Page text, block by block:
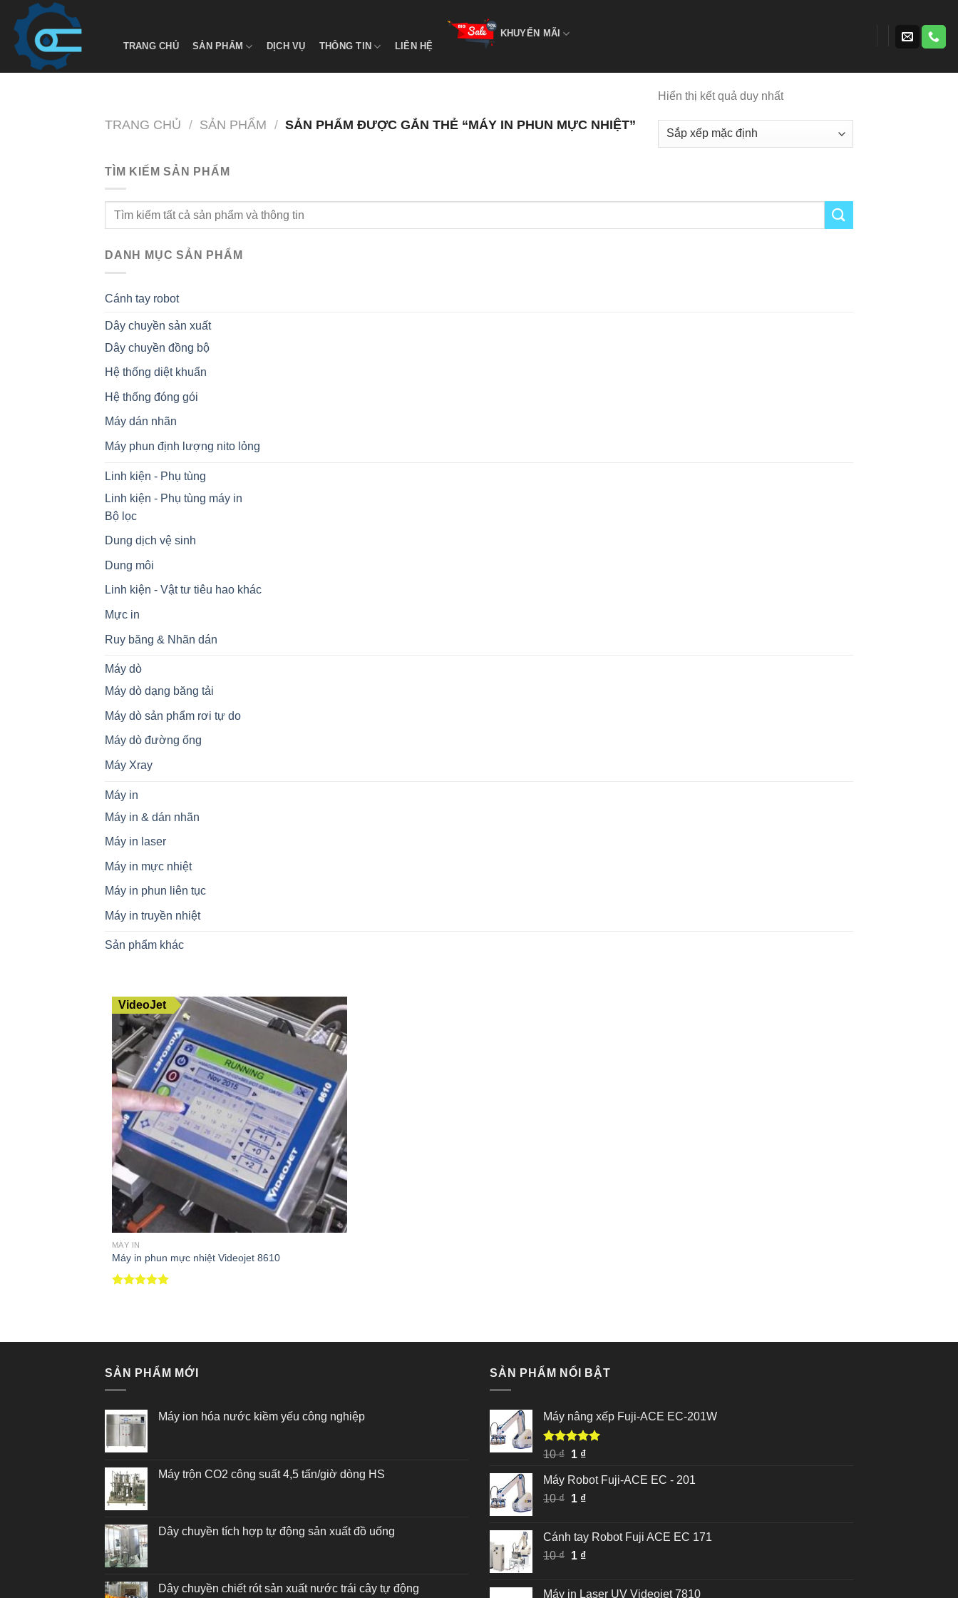
Chuyển
đến
nội
TRANG CHỦ SẢN PHẨM DỊCH VỤ THÔNG TIN LIÊN HỆ
KHUYẾN MÃI
TRANG CHỦ / SẢN PHẨM / SẢN PHẨM ĐƯỢC GẮN THẺ “MÁY IN PHUN MỰC NHIỆT”
Hiển thị kết quả duy nhất
TÌM KIẾM SẢN PHẨM
Tìm
DANH MỤC SẢN PHẨM
Cánh tay robot
Dây chuyền sản xuất
Dây chuyền đồng bộ
Hệ thống diệt khuẩn
Hệ thống đóng gói
Máy dán nhãn
Máy phun định lượng nito lỏng
Linh kiện - Phụ tùng
Linh kiện - Phụ tùng máy in
Bộ lọc
Dung dịch vệ sinh
Dung môi
Linh kiện - Vật tư tiêu hao khác
Mực in
Ruy băng & Nhãn dán
Máy dò
Máy dò dạng băng tải
Máy dò sản phẩm rơi tự do
Máy dò đường ống
Máy Xray
Máy in
Máy in & dán nhãn
Máy in laser
Máy in mực nhiệt
Máy in phun liên tục
Máy in truyền nhiệt
Sản phẩm khác
VideoJet
MÁY IN
Máy in phun mực nhiệt Videojet 8610
SẢN PHẨM MỚI
Máy ion hóa nước kiềm yếu công nghiệp
Máy trộn CO2 công suất 4,5 tấn/giờ dòng HS
Dây chuyền tích hợp tự động sản xuất đồ uống
Dây chuyền chiết rót sản xuất nước trái cây tự động
SẢN PHẨM NỔI BẬT
Máy nâng xếp Fuji-ACE EC-201W
Được xếp
5 sao
10₫ Giá
là:
10 ₫.
1 ₫Giá
tại
là:
Máy Robot Fuji-ACE EC - 201
10₫ Giá
10 ₫.
1 ₫Giá
là:
1 ₫.
Cánh tay Robot Fuji ACE EC 171
10₫ Giá
1 ₫Giá
Máy in Laser UV Videojet 7810